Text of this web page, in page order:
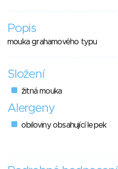
Popis
mouka grahamového typu
Složení
žitná mouka
Alergeny
obiloviny obsahující lepek